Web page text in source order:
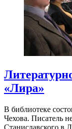
«Лира»
В библиотеке
Чехова. Писатель